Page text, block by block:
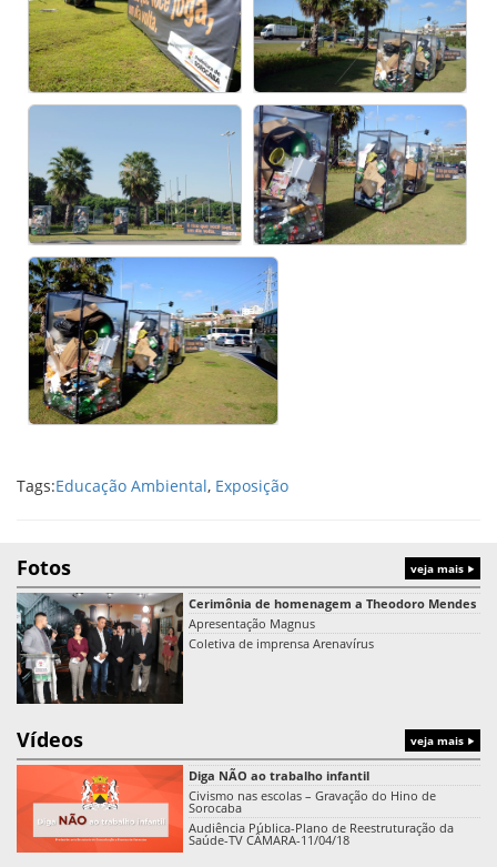
Tags:Educação Ambiental, Exposição
Fotos veja mais
Cerimônia de homenagem a Theodoro Mendes
Apresentação Magnus
Coletiva de imprensa Arenavírus
Vídeos veja mais
Diga NÃO ao trabalho infantil
Civismo nas escolas – Gravação do Hino de
Sorocaba
Audiência Pública-Plano de Reestruturação da
Saúde-TV CÂMARA-11/04/18